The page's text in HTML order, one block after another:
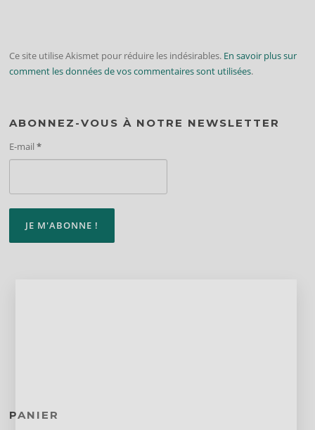
Ce site utilise Akismet pour réduire les indésirables. En savoir plus sur
comment les données de vos commentaires sont utilisées.
ABONNEZ-VOUS À NOTRE NEWSLETTER
E-mail*
PANIER